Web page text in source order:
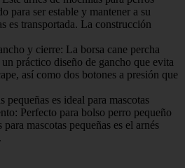
para ser estable y mantener a su
es transportada. La construcción
y cierre: La borsa cane percha
práctico diseño de gancho que evita
así como dos botones a presión que
pequeñas es ideal para mascotas
Perfecto para bolso perro pequeño
mascotas pequeñas es el arnés